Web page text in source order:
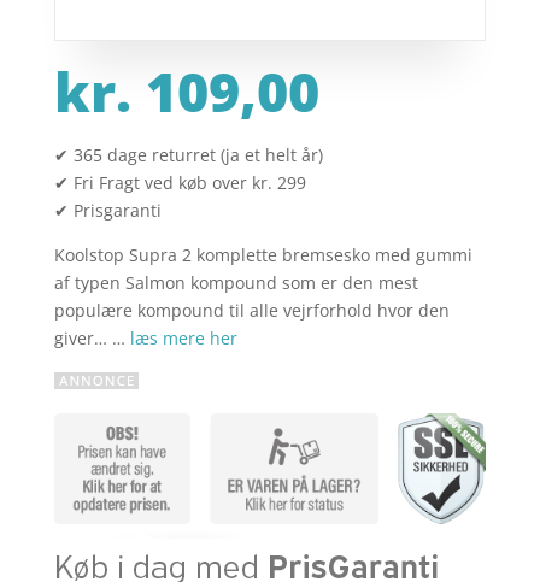
kr. 109,00
✔ 365 dage returret (ja et helt år)
✔ Fri Fragt ved køb over kr. 299
✔ Prisgaranti
Koolstop Supra 2 komplette bremsesko med gummi
af typen Salmon kompound som er den mest
populære kompound til alle vejrforhold hvor den
giver… … læs mere her